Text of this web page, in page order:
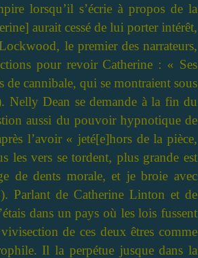
lorsqu’il s’écrie à propos de la
aurait cessé de lui porter intérêt,
le premier des narrateurs,
pour revoir Catherine : « Ses
de cannibale, qui se montraient sous
Nelly Dean se demande à la fin du
aussi du pouvoir hypnotique de
l’avoir « jeté[e]hors de la pièce,
les vers se tordent, plus grande est
de dents morale, et je broie avec
Parlant de Catherine Linton et de
dans un pays où les lois fussent
de ces deux êtres comme
Il la perpétue jusque dans la